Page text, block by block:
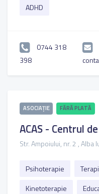
ADHD
0744 318
398
ASOCIAȚIE FĂRĂ PLATĂ
ACAS - Centrul
Str. Ampoiului, nr. 2 , Alba
Psihoterapie
Kinetoterapie